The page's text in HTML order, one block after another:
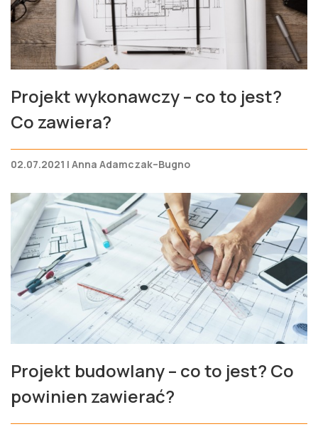
Projekt wykonawczy – co to jest?
Co zawiera?
02.07.2021 | Anna Adamczak–Bugno
Projekt budowlany – co to jest? Co
powinien zawierać?